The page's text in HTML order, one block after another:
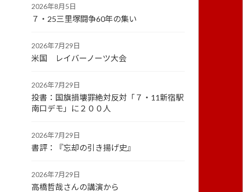
2026年8月5日
７・25三里塚闘争60年の集い
2026年7月29日
米国 レイバーノーツ大会
2026年7月29日
投書：国旗損壊罪絶対反対「７・11新宿駅
南口デモ」に２００人
2026年7月29日
書評：『忘却の引き揚げ史』
2026年7月29日
高橋哲哉さんの講演から